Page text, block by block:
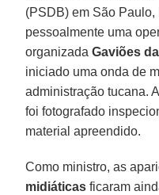
(PSDB) em São Paulo,
pessoalmente uma
organizadaGaviões da
iniciado uma onda de
administração tucana.
foi fotografado
material apreendido.
Como ministro, as
midiáticas ficaram